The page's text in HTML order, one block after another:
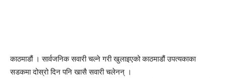
काठमाडौं । सार्वजनिक सवारी चल्ने गरी खुलाइएको काठमाडौं उपत्यकाका
सडकमा दोस्रो दिन पनि खासै सवारी चलेनन् ।